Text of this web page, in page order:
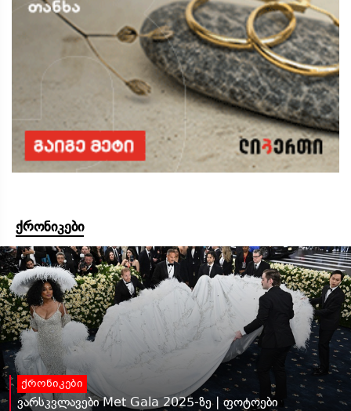
ქრონიკები
ქრონიკები
ვარსკვლავები Met Gala 2025-ზე | ფოტოები